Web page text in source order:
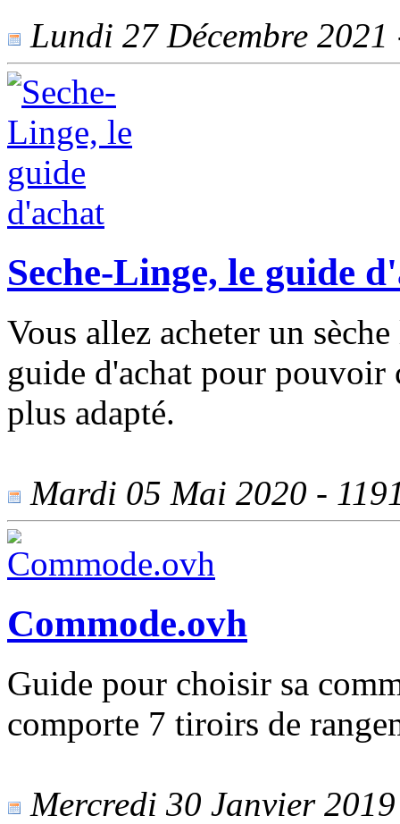
Lundi 27 Décembre 2021
Seche-Linge, le guide
Vous allez acheter un
guide d'achat pour
plus adapté.
Mardi 05 Mai 2020 -
Commode.ovh
Guide pour choisir sa
comporte 7 tiroirs de
Mercredi 30 Janvier